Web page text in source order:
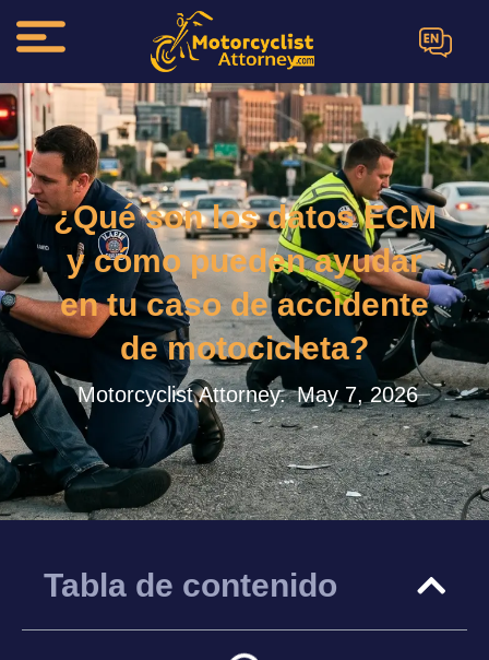
EN
¿Qué son los datos ECM
y cómo pueden ayudar
en tu caso de accidente
de motocicleta?
Motorcyclist Attorney. May 7, 2026
Tabla de contenido